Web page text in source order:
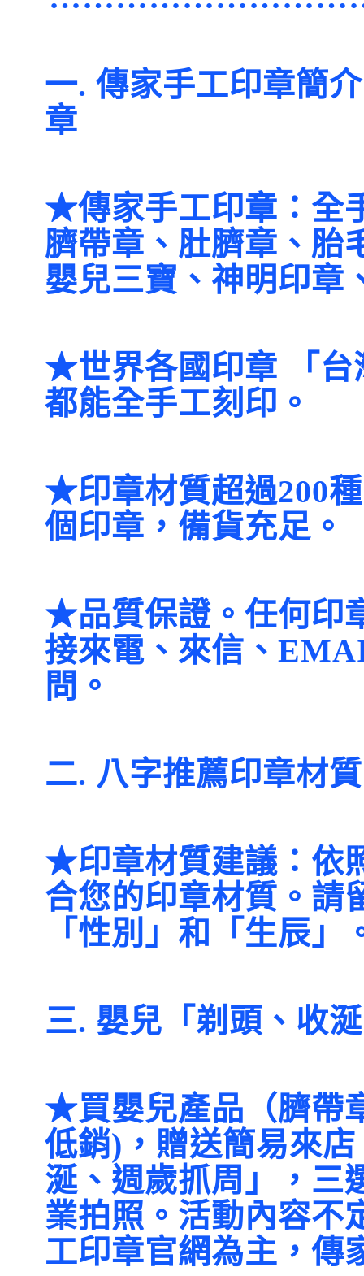
一. 傳家手工印章簡
章
★傳家手工印章：全
臍帶章、肚臍章、胎
嬰兒三寶、神明印章
★世界各國印章 「台
都能全手工刻印。
★印章材質超過200
個印章，備貨充足。
★品質保證。任何印
接來電、來信、
問。
二. 八字推薦印章材
★印章材質建議：依
合您的印章材質。請
「性別」和「生辰
三. 嬰兒「剃頭、收
★買嬰兒產品（臍帶
低銷)，贈送簡易來
涎、週歲抓周」，三
業拍照。活動內容不
工印章官網為主，傳